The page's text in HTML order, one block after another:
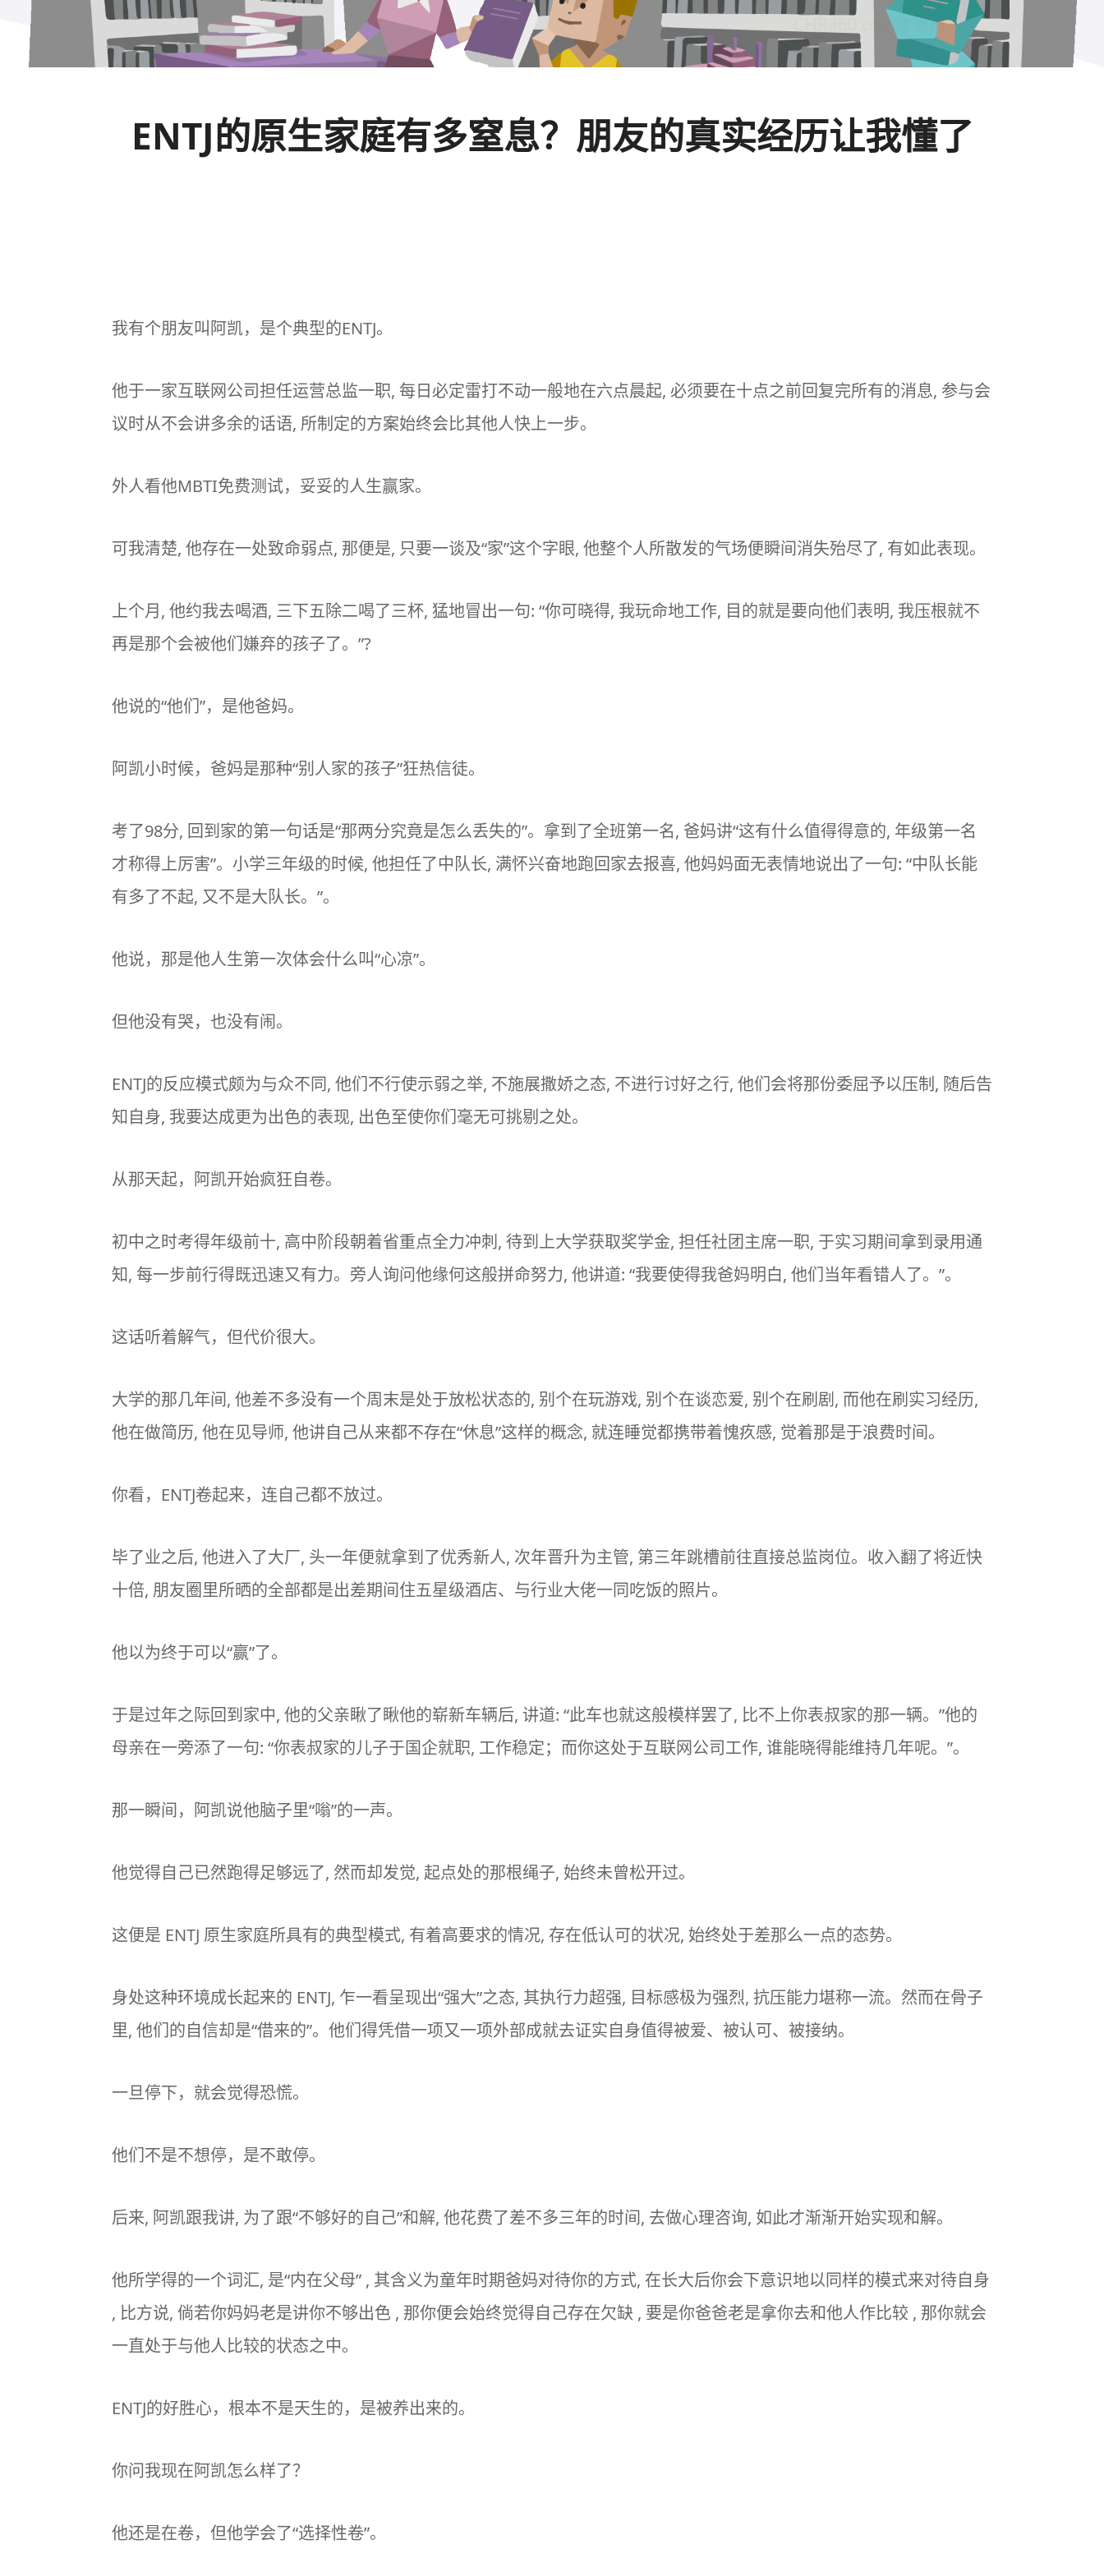
ENTJ的原生家庭有多窒息？朋友的真实经历让我懂了
我有个朋友叫阿凯，是个典型的ENTJ。
他于一家互联网公司担任运营总监一职, 每日必定雷打不动一般地在六点晨起, 必须要在十点之前回复完所有的消息, 参与会
议时从不会讲多余的话语, 所制定的方案始终会比其他人快上一步。
外人看他MBTI免费测试，妥妥的人生赢家。
可我清楚, 他存在一处致命弱点, 那便是, 只要一谈及“家”这个字眼, 他整个人所散发的气场便瞬间消失殆尽了, 有如此表现。
上个月, 他约我去喝酒, 三下五除二喝了三杯, 猛地冒出一句: “你可晓得, 我玩命地工作, 目的就是要向他们表明, 我压根就不
再是那个会被他们嫌弃的孩子了。”?
他说的“他们”，是他爸妈。
阿凯小时候，爸妈是那种“别人家的孩子”狂热信徒。
考了98分, 回到家的第一句话是“那两分究竟是怎么丢失的”。拿到了全班第一名, 爸妈讲“这有什么值得得意的, 年级第一名
才称得上厉害”。小学三年级的时候, 他担任了中队长, 满怀兴奋地跑回家去报喜, 他妈妈面无表情地说出了一句: “中队长能
有多了不起, 又不是大队长。”。
他说，那是他人生第一次体会什么叫“心凉”。
但他没有哭，也没有闹。
ENTJ的反应模式颇为与众不同, 他们不行使示弱之举, 不施展撒娇之态, 不进行讨好之行, 他们会将那份委屈予以压制, 随后告
知自身, 我要达成更为出色的表现, 出色至使你们毫无可挑剔之处。
从那天起，阿凯开始疯狂自卷。
初中之时考得年级前十, 高中阶段朝着省重点全力冲刺, 待到上大学获取奖学金, 担任社团主席一职, 于实习期间拿到录用通
知, 每一步前行得既迅速又有力。旁人询问他缘何这般拼命努力, 他讲道: “我要使得我爸妈明白, 他们当年看错人了。”。
这话听着解气，但代价很大。
大学的那几年间, 他差不多没有一个周末是处于放松状态的, 别个在玩游戏, 别个在谈恋爱, 别个在刷剧, 而他在刷实习经历,
他在做简历, 他在见导师, 他讲自己从来都不存在“休息”这样的概念, 就连睡觉都携带着愧疚感, 觉着那是于浪费时间。
你看，ENTJ卷起来，连自己都不放过。
毕了业之后, 他进入了大厂, 头一年便就拿到了优秀新人, 次年晋升为主管, 第三年跳槽前往直接总监岗位。收入翻了将近快
十倍, 朋友圈里所晒的全部都是出差期间住五星级酒店、与行业大佬一同吃饭的照片。
他以为终于可以“赢”了。
于是过年之际回到家中, 他的父亲瞅了瞅他的崭新车辆后, 讲道: “此车也就这般模样罢了, 比不上你表叔家的那一辆。”他的
母亲在一旁添了一句: “你表叔家的儿子于国企就职, 工作稳定；而你这处于互联网公司工作, 谁能晓得能维持几年呢。”。
那一瞬间，阿凯说他脑子里“嗡”的一声。
他觉得自己已然跑得足够远了, 然而却发觉, 起点处的那根绳子, 始终未曾松开过。
这便是 ENTJ 原生家庭所具有的典型模式, 有着高要求的情况, 存在低认可的状况, 始终处于差那么一点的态势。
身处这种环境成长起来的 ENTJ, 乍一看呈现出“强大”之态, 其执行力超强, 目标感极为强烈, 抗压能力堪称一流。然而在骨子
里, 他们的自信却是“借来的”。他们得凭借一项又一项外部成就去证实自身值得被爱、被认可、被接纳。
一旦停下，就会觉得恐慌。
他们不是不想停，是不敢停。
后来, 阿凯跟我讲, 为了跟“不够好的自己”和解, 他花费了差不多三年的时间, 去做心理咨询, 如此才渐渐开始实现和解。
他所学得的一个词汇, 是“内在父母” , 其含义为童年时期爸妈对待你的方式, 在长大后你会下意识地以同样的模式来对待自身
, 比方说, 倘若你妈妈老是讲你不够出色 , 那你便会始终觉得自己存在欠缺 , 要是你爸爸老是拿你去和他人作比较 , 那你就会
一直处于与他人比较的状态之中。
ENTJ的好胜心，根本不是天生的，是被养出来的。
你问我现在阿凯怎么样了？
他还是在卷，但他学会了“选择性卷”。